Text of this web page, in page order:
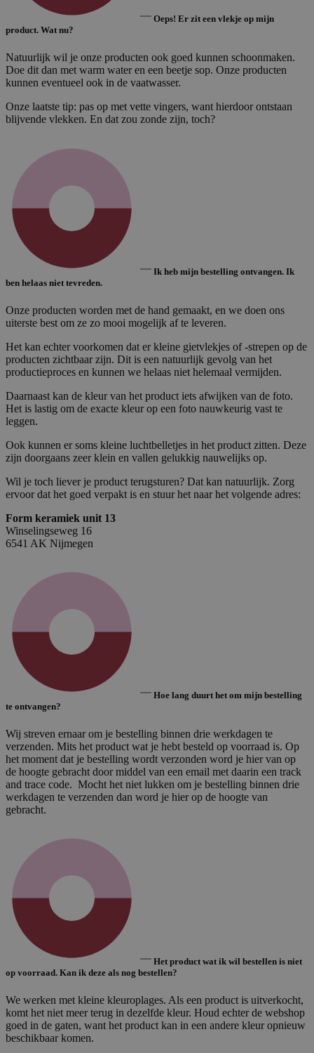
Oeps! Er zit een vlekje op mijn
product. Wat nu?
Natuurlijk wil je onze producten ook goed kunnen schoonmaken.
Doe dit dan met warm water en een beetje sop. Onze producten
kunnen eventueel ook in de vaatwasser.
Onze laatste tip: pas op met vette vingers, want hierdoor ontstaan
blijvende vlekken. En dat zou zonde zijn, toch?
Ik heb mijn bestelling ontvangen. Ik
ben helaas niet tevreden.
Onze producten worden met de hand gemaakt, en we doen ons
uiterste best om ze zo mooi mogelijk af te leveren.
Het kan echter voorkomen dat er kleine gietvlekjes of -strepen op de
producten zichtbaar zijn. Dit is een natuurlijk gevolg van het
productieproces en kunnen we helaas niet helemaal vermijden.
Daarnaast kan de kleur van het product iets afwijken van de foto.
Het is lastig om de exacte kleur op een foto nauwkeurig vast te
leggen.
Ook kunnen er soms kleine luchtbelletjes in het product zitten. Deze
zijn doorgaans zeer klein en vallen gelukkig nauwelijks op.
Wil je toch liever je product terugsturen? Dat kan natuurlijk. Zorg
ervoor dat het goed verpakt is en stuur het naar het volgende adres:
Form keramiek unit 13
Winselingseweg 16
6541 AK Nijmegen
Hoe lang duurt het om mijn bestelling
te ontvangen?
Wij streven ernaar om je bestelling binnen drie werkdagen te
verzenden. Mits het product wat je hebt besteld op voorraad is. Op
het moment dat je bestelling wordt verzonden word je hier van op
de hoogte gebracht door middel van een email met daarin een track
and trace code. Mocht het niet lukken om je bestelling binnen drie
werkdagen te verzenden dan word je hier op de hoogte van
gebracht.
Het product wat ik wil bestellen is niet
op voorraad. Kan ik deze als nog bestellen?
We werken met kleine kleuroplages. Als een product is uitverkocht,
komt het niet meer terug in dezelfde kleur. Houd echter de webshop
goed in de gaten, want het product kan in een andere kleur opnieuw
beschikbaar komen.